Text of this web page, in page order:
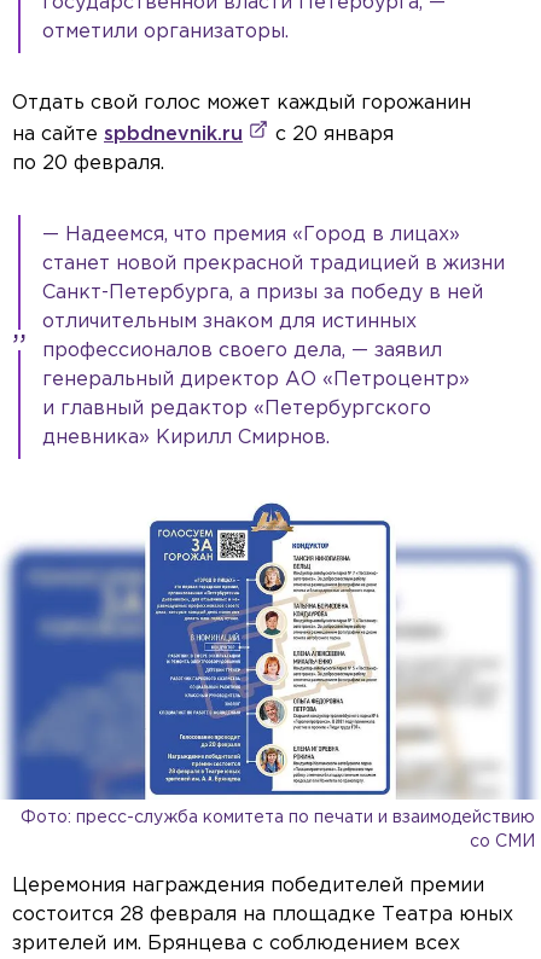
отметили организаторы.
Отдать свой голос может каждый горожанин
на сайте spbdnevnik.ru
с 20 января
по 20 февраля.
— Надеемся, что премия «Город в лицах»
станет новой прекрасной традицией в жизни
Санкт-Петербурга, а призы за победу в ней
отличительным знаком для истинных
профессионалов своего дела, — заявил
генеральный директор АО «Петроцентр»
и главный редактор «Петербургского
дневника» Кирилл Смирнов.
Фото: пресс-служба комитета по печати и взаимодействию
со СМИ
Церемония награждения победителей премии
состоится 28 февраля на площадке Театра юных
зрителей им. Брянцева с соблюдением всех